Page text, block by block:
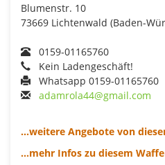
Blumenstr. 10
73669 Lichtenwald (Baden-
0159-01165760
Kein Ladengeschäft!
Whatsapp 0159-01165760
adamrola44@gmail.com
...weitere Angebote von
...mehr Infos zu diesem